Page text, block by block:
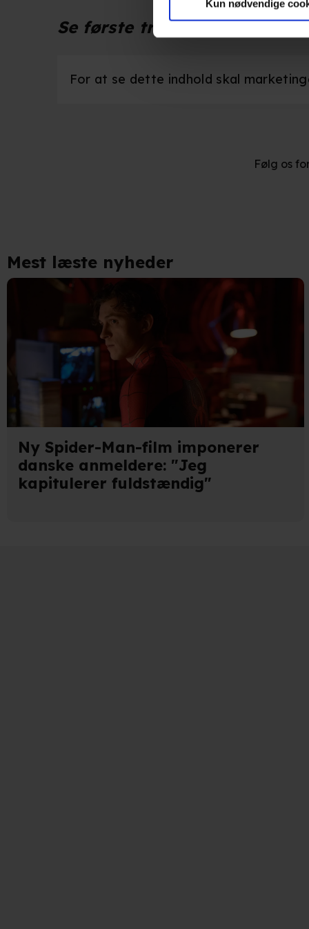
marketingformål. Disse
enhed for at vise dig
produktudvikling og opnå
Hvis du tillader det, vil vi
Du kan altid trække dit
læse mere om vores brug af
Kun nødvendige
Se første trailer herunder:
For at se dette indhold skal
Følg os
Mest læste nyheder
Ny Spider-Man-film imponerer
danske anmeldere: "Jeg
kapitulerer fuldstændig"